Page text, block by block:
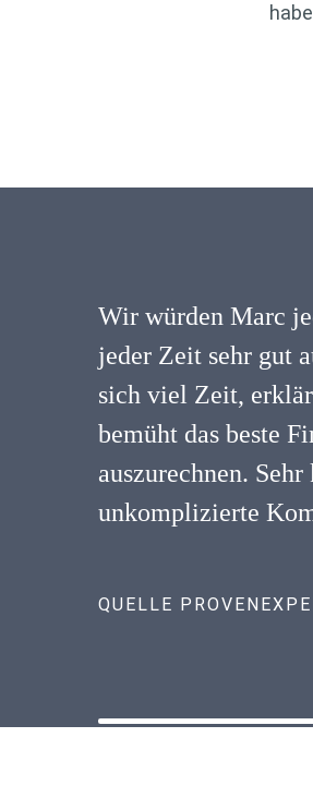
Wir würden Marc
jeder Zeit sehr gut
sich viel Zeit,
bemüht das beste
auszurechnen.
unkomplizierte
QUELLE